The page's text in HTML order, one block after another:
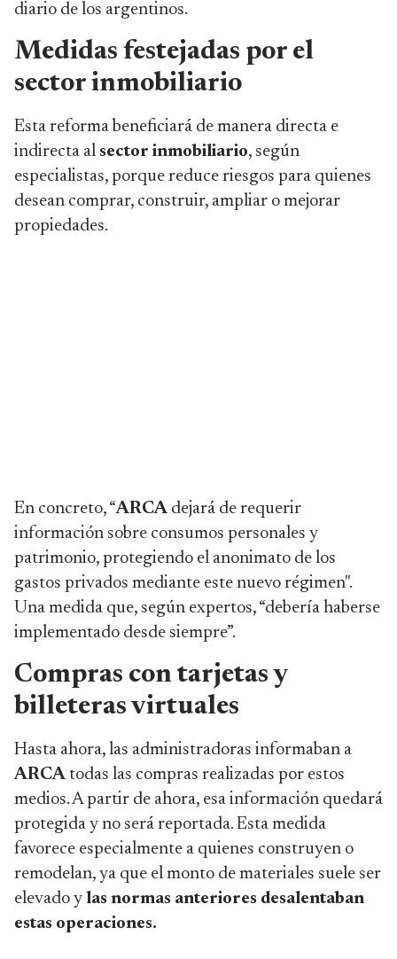
diario de los argentinos.
Medidas festejadas por el
sector inmobiliario
Esta reforma beneficiará de manera directa e
indirecta al sector inmobiliario, según
especialistas, porque reduce riesgos para quienes
desean comprar, construir, ampliar o mejorar
propiedades.
En concreto, “ARCA dejará de requerir
información sobre consumos personales y
patrimonio, protegiendo el anonimato de los
gastos privados mediante este nuevo régimen".
Una medida que, según expertos, “debería haberse
implementado desde siempre”.
Compras con tarjetas y
billeteras virtuales
Hasta ahora, las administradoras informaban a
ARCA todas las compras realizadas por estos
medios. A partir de ahora, esa información quedará
protegida y no será reportada. Esta medida
favorece especialmente a quienes construyen o
remodelan, ya que el monto de materiales suele ser
elevado y las normas anteriores desalentaban
estas operaciones.